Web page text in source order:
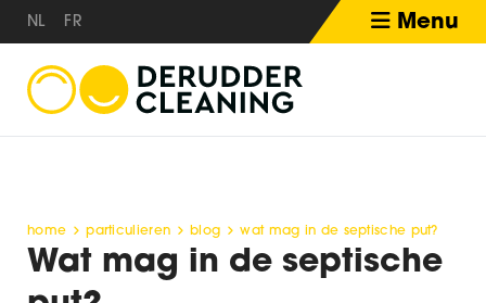
NL FR Menu
home particulieren blog wat mag in de septische put?
Wat mag in de septische